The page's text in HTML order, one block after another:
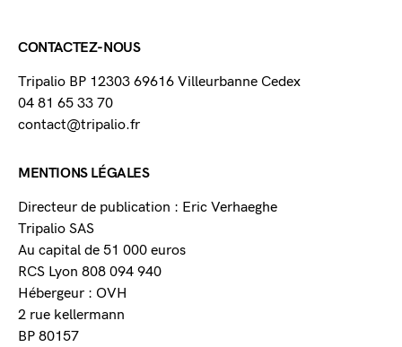
CONTACTEZ-NOUS
Tripalio BP 12303 69616 Villeurbanne Cedex
04 81 65 33 70
contact@tripalio.fr
MENTIONS LÉGALES
Directeur de publication : Eric Verhaeghe
Tripalio SAS
Au capital de 51 000 euros
RCS Lyon 808 094 940
Hébergeur : OVH
2 rue kellermann
BP 80157